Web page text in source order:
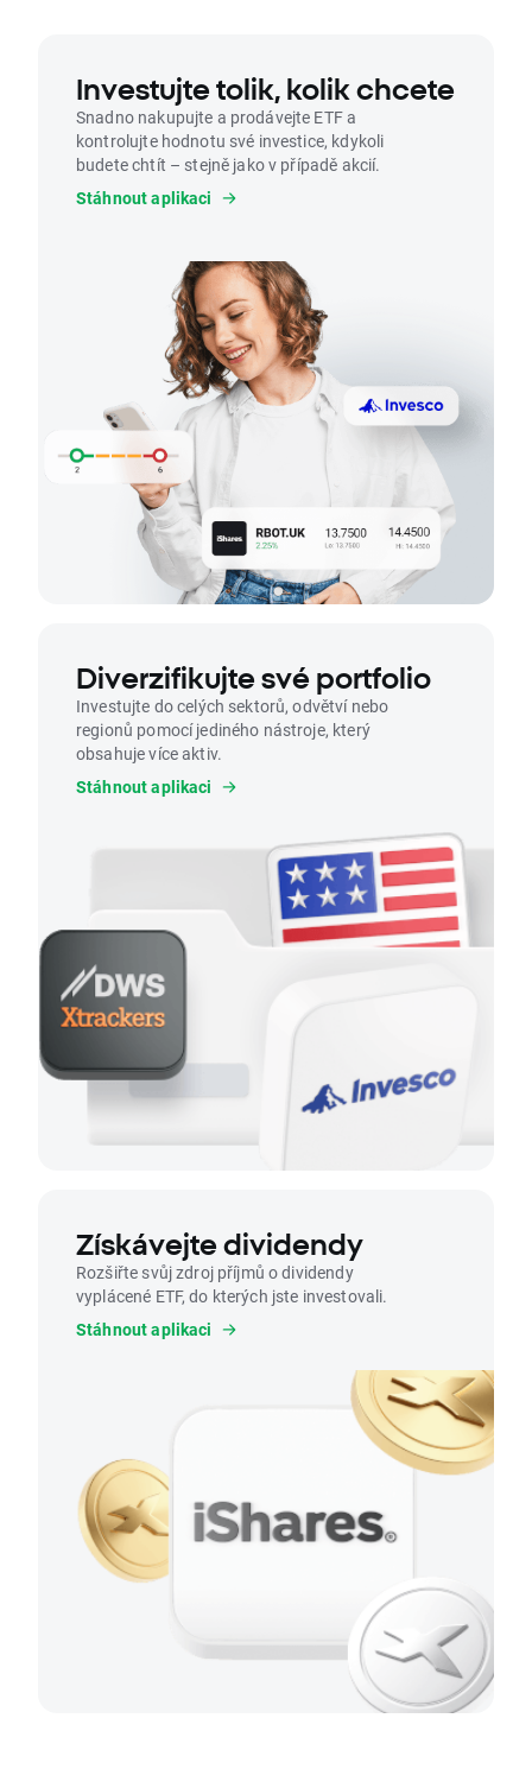
Investujte tolik, kolik chcete
Snadno nakupujte a prodávejte ETF a
kontrolujte hodnotu své investice, kdykoli
budete chtít – stejně jako v případě akcií.
Stáhnout aplikaci
Diverzifikujte své portfolio
Investujte do celých sektorů, odvětví nebo
regionů pomocí jediného nástroje, který
obsahuje více aktiv.
Stáhnout aplikaci
Získávejte dividendy
Rozšiřte svůj zdroj příjmů o dividendy
vyplácené ETF, do kterých jste investovali.
Stáhnout aplikaci